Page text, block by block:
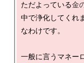
ただよっている金
中で浄化してくれ
なわけです。